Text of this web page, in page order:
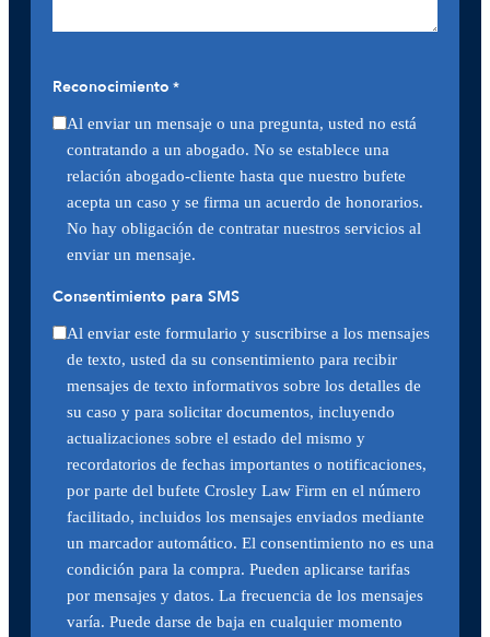
Reconocimiento *
Al enviar un mensaje o una pregunta, usted no está
contratando a un abogado. No se establece una
relación abogado-cliente hasta que nuestro bufete
acepta un caso y se firma un acuerdo de honorarios.
No hay obligación de contratar nuestros servicios al
enviar un mensaje.
Consentimiento para SMS
Al enviar este formulario y suscribirse a los mensajes
de texto, usted da su consentimiento para recibir
mensajes de texto informativos sobre los detalles de
su caso y para solicitar documentos, incluyendo
actualizaciones sobre el estado del mismo y
recordatorios de fechas importantes o notificaciones,
por parte del bufete Crosley Law Firm en el número
facilitado, incluidos los mensajes enviados mediante
un marcador automático. El consentimiento no es una
condición para la compra. Pueden aplicarse tarifas
por mensajes y datos. La frecuencia de los mensajes
varía. Puede darse de baja en cualquier momento